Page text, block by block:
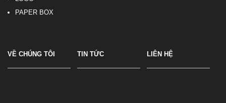
PAPER BOX
VỀ CHÚNG TÔI TIN TỨC LIÊN HỆ